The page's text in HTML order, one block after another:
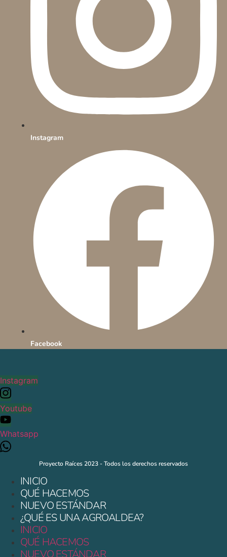
Instagram
Facebook
Instagram
Youtube
Whatsapp
Proyecto Raíces 2023 - Todos los derechos reservados
INICIO
QUÉ HACEMOS
NUEVO ESTÁNDAR
¿QUÉ ES UNA AGROALDEA?
INICIO
QUÉ HACEMOS
NUEVO ESTÁNDAR